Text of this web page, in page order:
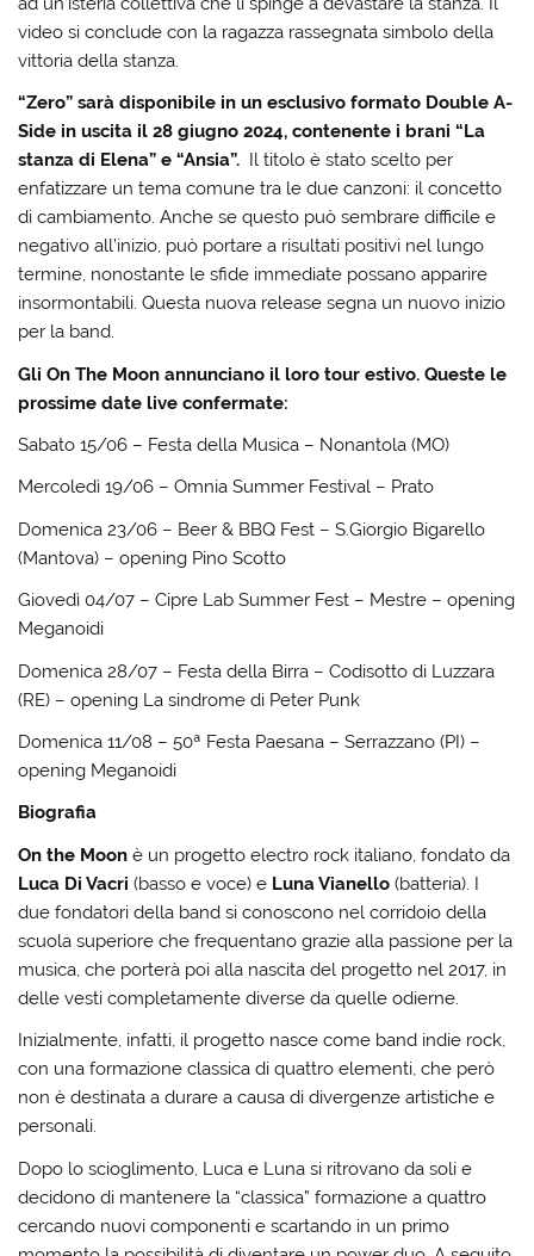
video si conclude con la ragazza rassegnata simbolo della
vittoria della stanza.
“Zero” sarà disponibile in un esclusivo formato Double A-
Side in uscita il 28 giugno 2024, contenente i brani “La
stanza di Elena” e “Ansia”. Il titolo è stato scelto per
enfatizzare un tema comune tra le due canzoni: il concetto
di cambiamento. Anche se questo può sembrare difficile e
negativo all’inizio, può portare a risultati positivi nel lungo
termine, nonostante le sfide immediate possano apparire
insormontabili. Questa nuova release segna un nuovo inizio
per la band.
Gli On The Moon annunciano il loro tour estivo. Queste le
prossime date live confermate:
Sabato 15/06 – Festa della Musica – Nonantola (MO)
Mercoledì 19/06 – Omnia Summer Festival – Prato
Domenica 23/06 – Beer & BBQ Fest – S.Giorgio Bigarello
(Mantova) – opening Pino Scotto
Giovedì 04/07 – Cipre Lab Summer Fest – Mestre – opening
Meganoidi
Domenica 28/07 – Festa della Birra – Codisotto di Luzzara
(RE) – opening La sindrome di Peter Punk
Domenica 11/08 – 50ª Festa Paesana – Serrazzano (PI) –
opening Meganoidi
Biografia
On the Moon è un progetto electro rock italiano, fondato da
Luca Di Vacri (basso e voce) e Luna Vianello (batteria). I
due fondatori della band si conoscono nel corridoio della
scuola superiore che frequentano grazie alla passione per la
musica, che porterà poi alla nascita del progetto nel 2017, in
delle vesti completamente diverse da quelle odierne.
Inizialmente, infatti, il progetto nasce come band indie rock,
con una formazione classica di quattro elementi, che però
non è destinata a durare a causa di divergenze artistiche e
personali.
Dopo lo scioglimento, Luca e Luna si ritrovano da soli e
decidono di mantenere la “classica” formazione a quattro
cercando nuovi componenti e scartando in un primo